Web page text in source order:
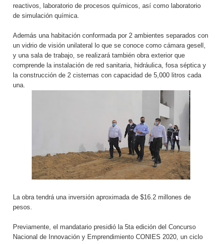
reactivos, laboratorio de procesos químicos, así como laboratorio
de simulación química.
Además una habitación conformada por 2 ambientes separados con
un vidrio de visión unilateral lo que se conoce como cámara gesell,
y una sala de trabajo, se realizará también obra exterior que
comprende la instalación de red sanitaria, hidráulica, fosa séptica y
la construcción de 2 cisternas con capacidad de 5,000 litros cada
una.
La obra tendrá una inversión aproximada de $16.2 millones de
pesos.
Previamente, el mandatario presidió la 5ta edición del Concurso
Nacional de Innovación y Emprendimiento CONIES 2020, un ciclo